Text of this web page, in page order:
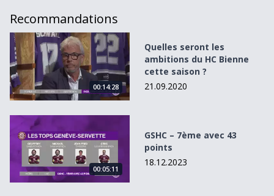
Recommandations
Quelles seront les ambitions du HC Bienne cette saison ?
00:14:28
Quelles seront les
ambitions du HC Bienne
cette saison ?
21.09.2020
GSHC – 7ème avec 43 points
00:05:11
GSHC – 7ème avec 43
points
18.12.2023